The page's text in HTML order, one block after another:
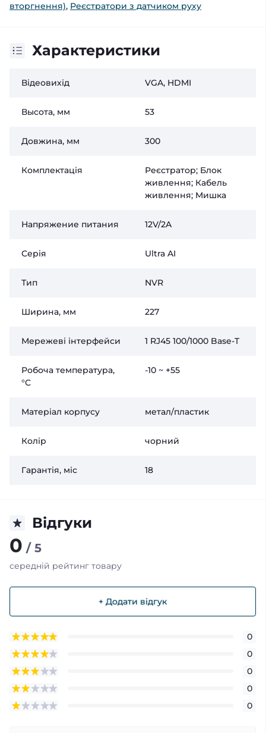
вторгнення), Реєстратори з датчиком руху
Характеристики
Відеовихід VGA, HDMI
Высота, мм 53
Довжина, мм 300
Комплектація
Реєстратор; Блок
живлення; Кабель
живлення; Мишка
Напряжение питания 12V/2A
Серія Ultra AI
Тип NVR
Ширина, мм 227
Мережеві інтерфейси 1 RJ45 100/1000 Base-T
Робоча температура,
°C
-10 ~ +55
Матеріал корпусу метал/пластик
Колір чорний
Гарантія, міс 18
Відгуки
0 / 5
середній рейтинг товару
+ Додати відгук
0
0
0
0
0